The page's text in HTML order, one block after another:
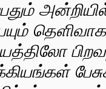
தெளிவாக
உள்ளூர் அந்தணர்க்கு 4000 கோட்டை நெல்லும்,நாள் வழிபாட்டிற்கு 8000 கோட்டை நெல்லும் வடிவழகக் குடும்பனால் அளந்து குடுக்கப்பட்ட செய்தி வருகிறது. விளைச்சலில் பள்ளர் பெறும் பங்கு எவ்வளவு என்பதற்கான சான்று இல்லை, எனினும் அவர்களுக்கு மிகக் குறைந்த அளவே கொடுக்கப்பட்டு மீதியனைத்தும் பறிக்கப் பட்டிருக்கலாம் என்று தெரிகிறது. "முப்பழமும் சோறும் உண்ணவே- நடத்திக்கொண்டீர்" என இளையபள்ளி பண்ணை விசாரிப்பானை எதிர்த்துப் பேசுவது இந்த யூகத்துக்கு இடமளிக்கிறது.பள்ளர்கள் தங்களை அடிமை யென்றும், பண்ணை விசாரிப்பானை ஆண்டை என்றும் அழைக்கின்றனர். இச்சொல்லாட்சி ஆண்டான்- அடிமை யென்னும் நிலப்பிரபுத்துவ உறவுமுறையின் கொடுமையை வெளிப்படுத்துகிறது."பக்கமே தூரப் போயும் தக்க சோறென வெள்ளாண்மை பள்ளா பள்ளா என்பார் மெய்கொள்ளாதவர்" என்ற குடும்பன் கூற்று பள்ளர்கள் தீண்டத்தகாதவர்஖ளாக நடத்தப்பட்ட சமூக நடைமுறையைப் புலப்படுத்தும். குடும்பனைச்சவுக்கினில் வைத்திடீர் ஆண்டே" என மூத்தபள்ளி பண்ணை விசாரிப்பானிடம் முறையிடுவது அடிமைகளைப் பண்ணைவிசாரிப்பான் சவுக்கால் அடிக்கும் வழமுறை நிலவியதை மெய்ப்பிக்கும். அடிமையின் காலில் மரக்கட்டையை மாட்டி அப்பால் இப்பால் நகர முடியாதபடி விலங்கிடுவது மற்றொரு வகைத் தண்டனை. கண்சிவந்து பண்ணைக்காரணங்கே வந்த பள்ளன்தன் காலில் மரக்குட்டை சேர்த்தானே " (93) முக்கூடல் பள்ளுவில் வடிவழகக் குடும்பன், பண்ணை விசாரிப்பானால் இவ்வாறு தண்டிக்கப்படுகிறான். இவ்வுறவு முறையின் கோரம் பத்தொன்பதாம் நூற்றாண்டின் ஆவணங்களில் இன்னும் தெளிவாக வெளிப்படுகிறது.அதற்குமுன் வரலாற்றில் இதுவரை இலக்கியத்திலோ கல் வெட்டுக்களிலோ செப்பேடுகளிலோ சட்டப்படாத இப்பள்ளர் யார் என்ற கேள்விக்கு விடை காணலாம். இது குறித்து வரலாற்று அறிஞர்களிடையே பலதரப்பட்ட கருத்துக்கள் நிலவுகின்றன. அவை குறித்துக் கேசவன் விரிவாக ஆய்கிறார்நிலஉடைமையாளர்களான வேளாளர்கள் தம் பண்ணைகளில் பள்ளர்களையே